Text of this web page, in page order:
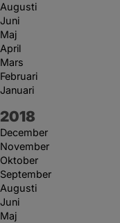
Augusti
Juni
Maj
April
Mars
Februari
Januari
År:
2018
December
November
Oktober
September
Augusti
Juni
Maj